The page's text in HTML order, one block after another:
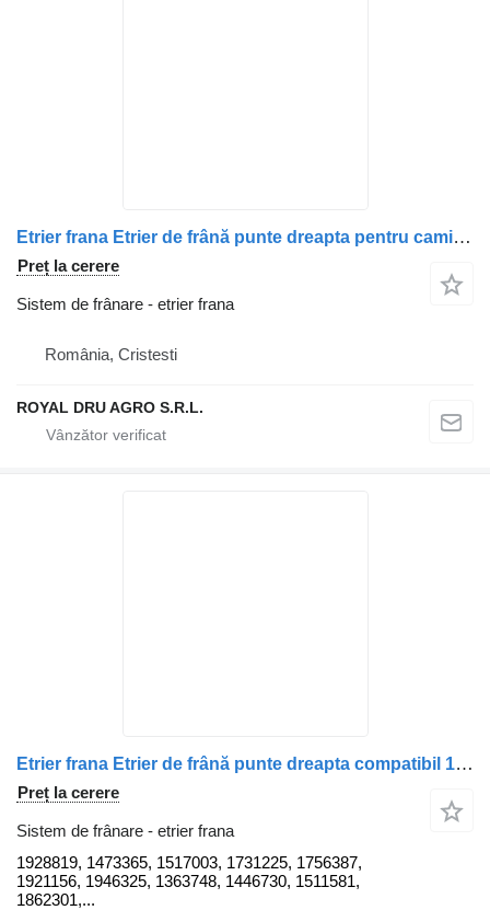
Etrier frana Etrier de frână punte dreapta pentru camion DAF – Uzat
Preț la cerere
Sistem de frânare - etrier frana
România, Cristesti
ROYAL DRU AGRO S.R.L.
Etrier frana Etrier de frână punte dreapta compatibil 1928819 pentru camion DAF
Preț la cerere
Sistem de frânare - etrier frana
1928819, 1473365, 1517003, 1731225, 1756387,
1921156, 1946325, 1363748, 1446730, 1511581,
1862301,...